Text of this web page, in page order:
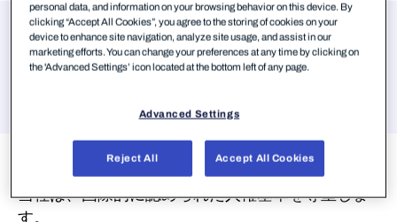
ジャンプ
の保護
当社は、国際的に認められた人権基準を尊重しま
す。
personal data, and information on your browsing behavior on this device. By
clicking “Accept All Cookies”, you agree to the storing of cookies on your
device to enhance site navigation, analyze site usage, and assist in our
marketing efforts. You can change your preferences at any time by clicking on
the 'Advanced Settings’ icon located at the bottom left of any page.
Advanced Settings
Reject All Accept All Cookies